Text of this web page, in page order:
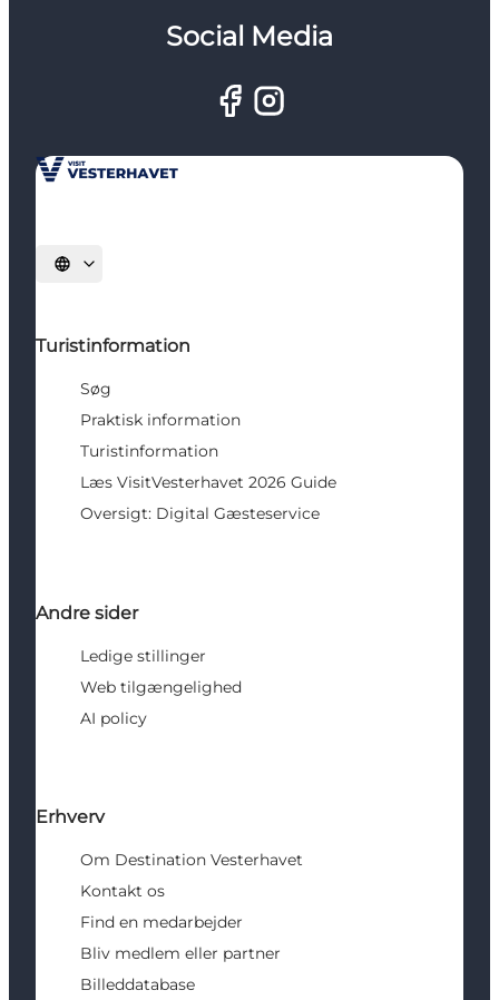
Social Media
Vælg sprog
Turistinformation
Søg
Praktisk information
Turistinformation
Læs VisitVesterhavet 2026 Guide
Oversigt: Digital Gæsteservice
Andre sider
Ledige stillinger
Web tilgængelighed
AI policy
Erhverv
Om Destination Vesterhavet
Kontakt os
Find en medarbejder
Bliv medlem eller partner
Billeddatabase